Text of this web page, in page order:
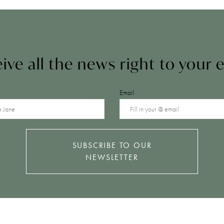
all the news right to your
Email
SUBSCRIBE TO OUR
NEWSLETTER